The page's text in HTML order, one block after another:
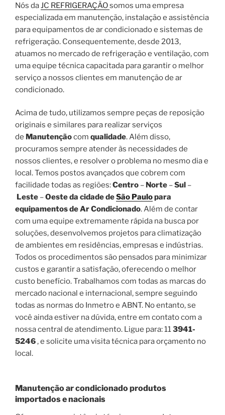
Nós daJC REFRIGERAÇÃOsomos uma empresa
especializada em manutenção, instalação e assistência
para equipamentos de ar condicionado e sistemas de
refrigeração. Consequentemente, desde 2013,
atuamos no mercado de refrigeração e ventilação, com
uma equipe técnica capacitada para garantir o melhor
serviço a nossos clientes em manutenção de ar
condicionado.
Acima de tudo, utilizamos sempre peças de reposição
originais e similares para realizar serviços
de Manutençãocom qualidade. Além disso,
procuramos sempre atender às necessidades de
nossos clientes, e resolver o problema no mesmo dia e
local. Temos postos avançados que cobrem com
facilidade todas as regiões:Centro – Norte –Sul –
Leste –Oeste da cidade deSão Paulopara
equipamentos de Ar Condicionado. Além de contar
com uma equipe extremamente rápida na busca por
soluções, desenvolvemos projetos para climatização
de ambientes em residências, empresas e indústrias.
Todos os procedimentos são pensados para minimizar
custos e garantir a satisfação, oferecendo o melhor
custo benefício. Trabalhamos com todas as marcas do
mercado nacional e internacional, sempre seguindo
todas as normas do Inmetro e ABNT. No entanto, se
você ainda estiver na dúvida, entre em contato com a
nossa central de atendimento. Ligue para: 113941-
5246, e solicite uma visita técnica para orçamento no
local.
Manutenção ar condicionado produtos
importados e nacionais